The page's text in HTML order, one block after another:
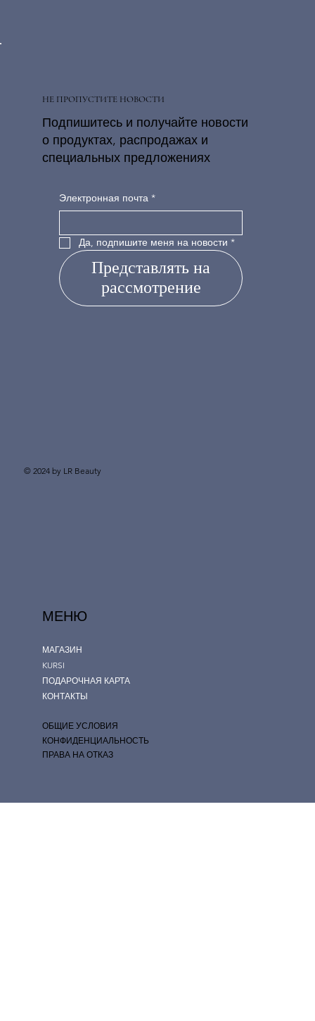
МЕНЮ
МАГАЗИН
KURSI
ПОДАРОЧНАЯ КАРТА
КОНТАКТЫ
ОБЩИЕ УСЛОВИЯ
КОНФИДЕНЦИАЛЬНОСТЬ
ПРАВА НА ОТКАЗ
НЕ ПРОПУСТИТЕ НОВОСТИ
Подпишитесь и получайте новости
о продуктах, распродажах и
специальных предложениях
Электронная почта *
Да, подпишите меня на новости *
Представлять на
рассмотрение
© 2024 by LR Beauty